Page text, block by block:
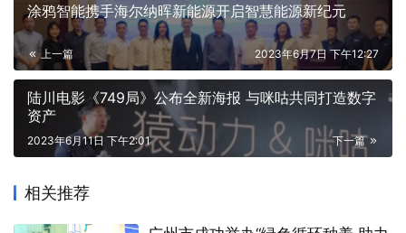
涂鸦智能携手海尔纳晖新能源开启智慧能源新纪元
上一篇 2023年6月7日 下午12:27
陆川电影《749局》公布全新海报 与咪咕共同打造数字
资产
下一篇
2023年6月11日 下午2:01
相关推荐